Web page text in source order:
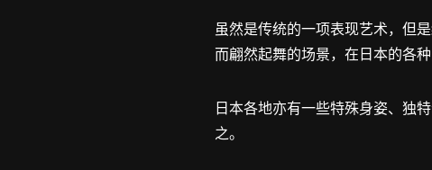
虽然是传统的一项表现艺术，但
而翩然起舞的场景，在日本的各
日本各地亦有一些特殊身姿、独
之。